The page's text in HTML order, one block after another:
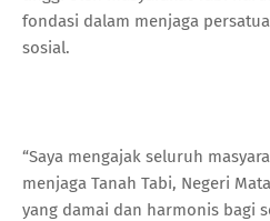
fondasi dalam menjaga
sosial.
“Saya mengajak seluruh
menjaga Tanah Tabi, Negeri
yang damai dan harmonis bagi